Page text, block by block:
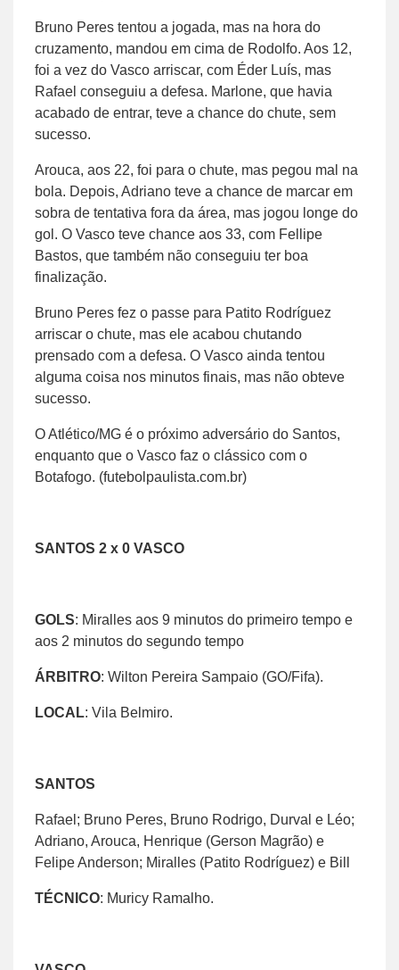
Bruno Peres tentou a jogada, mas na hora do
cruzamento, mandou em cima de Rodolfo. Aos 12,
foi a vez do Vasco arriscar, com Éder Luís, mas
Rafael conseguiu a defesa. Marlone, que havia
acabado de entrar, teve a chance do chute, sem
sucesso.
Arouca, aos 22, foi para o chute, mas pegou mal na
bola. Depois, Adriano teve a chance de marcar em
sobra de tentativa fora da área, mas jogou longe do
gol. O Vasco teve chance aos 33, com Fellipe
Bastos, que também não conseguiu ter boa
finalização.
Bruno Peres fez o passe para Patito Rodríguez
arriscar o chute, mas ele acabou chutando
prensado com a defesa. O Vasco ainda tentou
alguma coisa nos minutos finais, mas não obteve
sucesso.
O Atlético/MG é o próximo adversário do Santos,
enquanto que o Vasco faz o clássico com o
Botafogo. (futebolpaulista.com.br)
SANTOS 2 x 0 VASCO
GOLS: Miralles aos 9 minutos do primeiro tempo e
aos 2 minutos do segundo tempo
ÁRBITRO: Wilton Pereira Sampaio (GO/Fifa).
LOCAL: Vila Belmiro.
SANTOS
Rafael; Bruno Peres, Bruno Rodrigo, Durval e Léo;
Adriano, Arouca, Henrique (Gerson Magrão) e
Felipe Anderson; Miralles (Patito Rodríguez) e Bill
TÉCNICO: Muricy Ramalho.